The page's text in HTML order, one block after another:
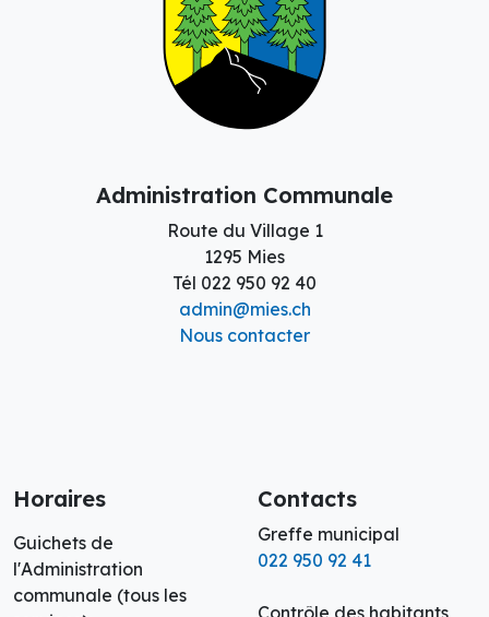
Administration Communale
Route du Village 1
1295 Mies
Tél 022 950 92 40
admin@mies.ch
Nous contacter
Horaires
Guichets de
l'Administration
communale (tous les
Contacts
Greffe municipal
022 950 92 41